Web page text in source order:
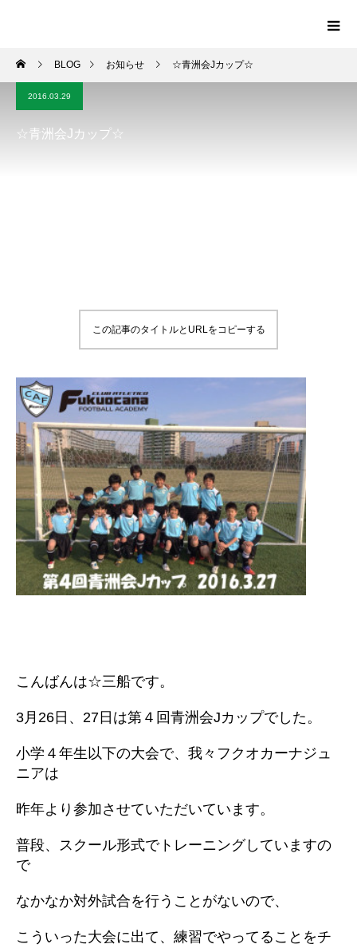
BLOG お知らせ ☆青洲会Jカップ☆
2016.03.29
☆青洲会Jカップ☆
この記事のタイトルとURLをコピーする
こんばんは☆三船です。
3月26日、27日は第４回青洲会Jカップでした。
小学４年生以下の大会で、我々フクオカーナジュ
ニアは
昨年より参加させていただいています。
普段、スクール形式でトレーニングしていますの
で
なかなか対外試合を行うことがないので、
こういった大会に出て、練習でやってることをチ